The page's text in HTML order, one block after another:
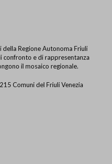
della Regione Autonoma Friuli
confronto e di rappresentanza
il mosaico regionale.
Comuni del Friuli Venezia